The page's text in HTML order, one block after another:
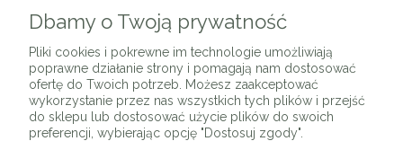
Dbamy o Twoją prywatność
Pliki cookies i pokrewne im technologie umożliwiają
poprawne działanie strony i pomagają nam dostosować
ofertę do Twoich potrzeb. Możesz zaakceptować
wykorzystanie przez nas wszystkich tych plików i przejść
do sklepu lub dostosować użycie plików do swoich
preferencji, wybierając opcję "Dostosuj zgody".